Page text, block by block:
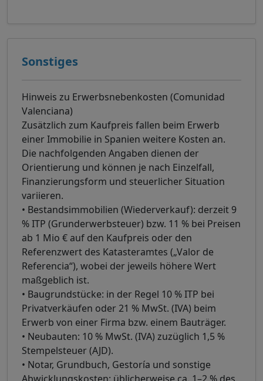
Sonstiges
Hinweis zu Erwerbsnebenkosten (Comunidad
Valenciana)
Zusätzlich zum Kaufpreis fallen beim Erwerb
einer Immobilie in Spanien weitere Kosten an.
Die nachfolgenden Angaben dienen der
Orientierung und können je nach Einzelfall,
Finanzierungsform und steuerlicher Situation
variieren.
• Bestandsimmobilien (Wiederverkauf): derzeit 9
% ITP (Grunderwerbsteuer) bzw. 11 % bei Preisen
ab 1 Mio € auf den Kaufpreis oder den
Referenzwert des Katasteramtes („Valor de
Referencia“), wobei der jeweils höhere Wert
maßgeblich ist.
• Baugrundstücke: in der Regel 10 % ITP bei
Privatverkäufen oder 21 % MwSt. (IVA) beim
Erwerb von einer Firma bzw. einem Bauträger.
• Neubauten: 10 % MwSt. (IVA) zuzüglich 1,5 %
Stempelsteuer (AJD).
• Notar, Grundbuch, Gestoría und sonstige
Abwicklungskosten: üblicherweise ca. 1–2 % des